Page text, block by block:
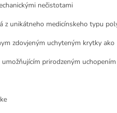
nečistotami
z unikátneho medicínskeho typu
zdovjeným uchyteným krytky
prirodzeným